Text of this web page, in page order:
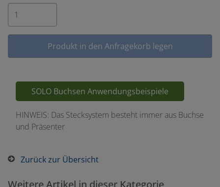
SOLO Buchsen Anwendungsbeispiele
HINWEIS: Das Stecksystem besteht immer aus Buchse
und Präsenter
Zurück zur Übersicht
Weitere Artikel in dieser Kategorie